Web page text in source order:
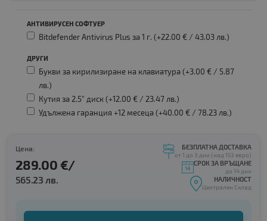
АНТИВИРУСЕН СОФТУЕР
Bitdefender Antivirus Plus за 1 г. (+22.00 € / 43.03 лв.)
ДРУГИ
Букви за кирилизиране на клавиатура (+3.00 € / 5.87
лв.)
Кутия за 2.5" диск (+12.00 € / 23.47 лв.)
Удължена гаранция +12 месеца (+40.00 € / 78.23 лв.)
Цена:
289.00 €/
565.23 лв.
БЕЗПЛАТНА ДОСТАВКА
от 1 до 3 дни (над 153 евро)
СРОК ЗА ВРЪЩАНЕ
до 14 дни
НАЛИЧНОСТ
Централен Склад